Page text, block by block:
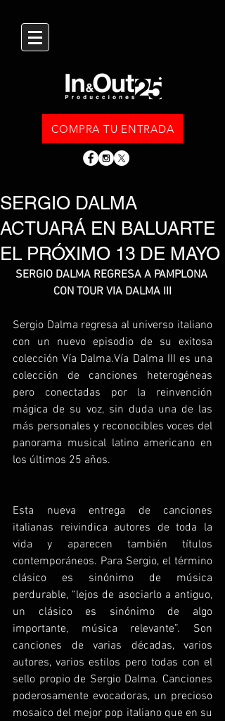
COMPRA TU ENTRADA
SERGIO DALMA
ACTUARÁ EN BALUARTE
EL PRÓXIMO 13 DE MAYO
SERGIO DALMA REGRESA A PAMPLONA
CON TOUR VIA DALMA III
Sergio Dalma regresa al universo italiano
con un nuevo episodio de su exitosa
colección Vía Dalma.Vía Dalma III es una
colección de canciones heterogéneas
pero conectadas por la reinvención
mágica de su voz, sin duda una de las
más personales y reconocibles voces del
panorama musical latino americano en
los últimos 25 años.
Esta nueva entrega de canciones
italianas reivindica autores de toda la
vida y aparecen también títulos
contemporáneos. Para Sergio, el término
clásico es sinónimo de música
perdurable, “lejos de asociarlo a antiguo,
un clásico es sinónimo de algo
importante, música relevante”. Son
canciones de varias décadas, varios
autores, varios estilos pero todas con el
sello propio de Sergio Dalma. Canciones
poderosamente evocadoras, un precioso
mosaico del mejor pop italiano que en su